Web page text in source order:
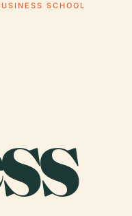
SCHOOL